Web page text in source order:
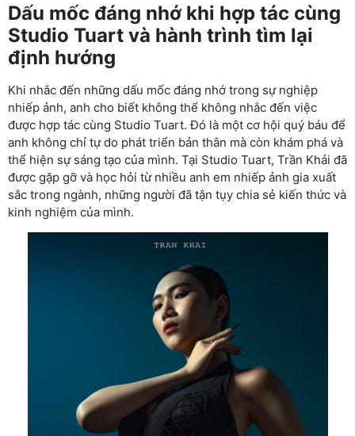
Dấu mốc đáng nhớ khi hợp tác cùng
Studio Tuart và hành trình tìm lại
định hướng
Khi nhắc đến những dấu mốc đáng nhớ trong sự nghiệp
nhiếp ảnh, anh cho biết không thể không nhắc đến việc
được hợp tác cùng Studio Tuart. Đó là một cơ hội quý báu để
anh không chỉ tự do phát triển bản thân mà còn khám phá và
thể hiện sự sáng tạo của mình. Tại Studio Tuart, Trần Khải đã
được gặp gỡ và học hỏi từ nhiều anh em nhiếp ảnh gia xuất
sắc trong ngành, những người đã tận tụy chia sẻ kiến thức và
kinh nghiệm của mình.